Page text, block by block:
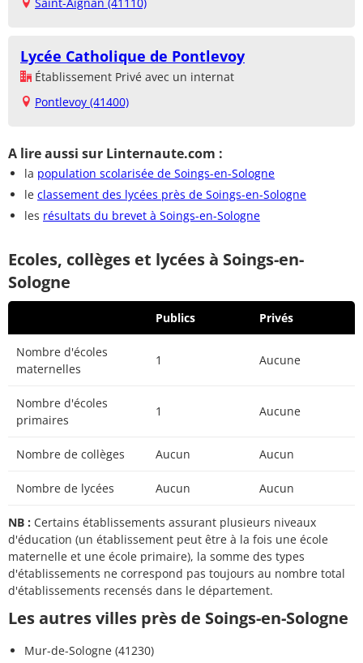
Lycée Catholique de Pontlevoy
Établissement Privé avec un internat
Pontlevoy (41400)
A lire aussi sur Linternaute.com :
la population scolarisée de Soings-en-Sologne
le classement des lycées près de Soings-en-Sologne
les résultats du brevet à Soings-en-Sologne
Ecoles, collèges et lycées à Soings-en-
Sologne
Publics Privés
Nombre d'écoles
maternelles
1 Aucune
Nombre d'écoles
primaires
1 Aucune
Nombre de collèges Aucun Aucun
Nombre de lycées Aucun Aucun
NB : Certains établissements assurant plusieurs niveaux
d'éducation (un établissement peut être à la fois une école
maternelle et une école primaire), la somme des types
d'établissements ne correspond pas toujours au nombre total
d'établissements recensés dans le département.
Les autres villes près de Soings-en-Sologne
Mur-de-Sologne (41230)